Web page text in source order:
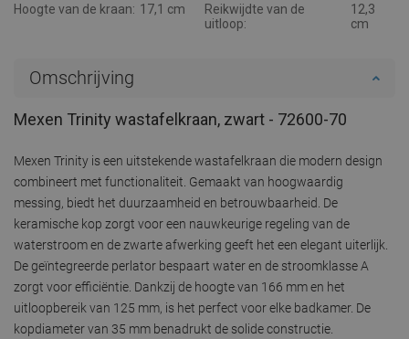
Hoogte van de kraan: 17,1 cm
Reikwijdte van de
uitloop:
12,3
cm
Omschrijving
Mexen Trinity wastafelkraan, zwart - 72600-70
Mexen Trinity is een uitstekende wastafelkraan die modern design
combineert met functionaliteit. Gemaakt van hoogwaardig
messing, biedt het duurzaamheid en betrouwbaarheid. De
keramische kop zorgt voor een nauwkeurige regeling van de
waterstroom en de zwarte afwerking geeft het een elegant uiterlijk.
De geïntegreerde perlator bespaart water en de stroomklasse A
zorgt voor efficiëntie. Dankzij de hoogte van 166 mm en het
uitloopbereik van 125 mm, is het perfect voor elke badkamer. De
kopdiameter van 35 mm benadrukt de solide constructie.